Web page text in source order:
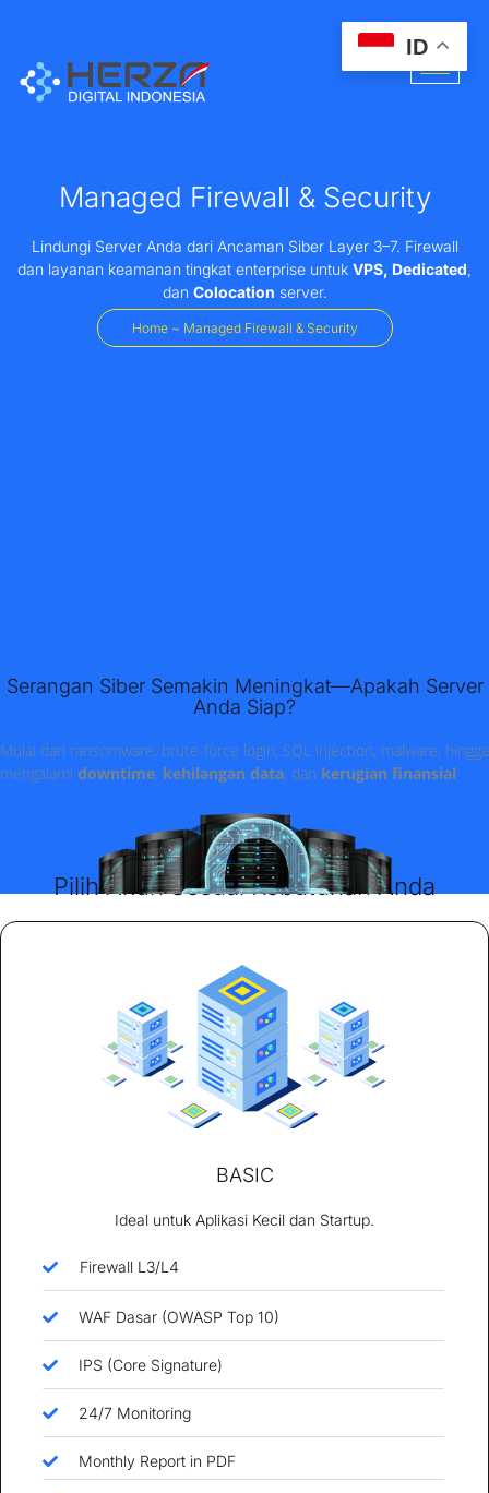
Managed Firewall & Security
Lindungi Server Anda dari Ancaman Siber Layer 3–7. Firewall
dan layanan keamanan tingkat enterprise untuk VPS, Dedicated,
dan Colocation server.
Home ~ Managed Firewall & Security​
Serangan Siber Semakin Meningkat—Apakah Server
Anda Siap?
Mulai dari ransomware, brute-force login, SQL injection, malware,
mengalami downtime, kehilangan data, dan kerugian finansial
Pilih Akun Sesuai Kebutuhan Anda
BASIC
Ideal untuk Aplikasi Kecil dan Startup.
Firewall L3/L4
WAF Dasar (OWASP Top 10)
IPS (Core Signature)
24/7 Monitoring
Monthly Report in PDF
ID